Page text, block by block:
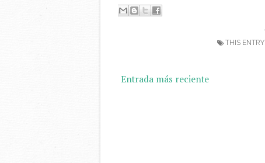
THIS ENTRY
Entrada más reciente